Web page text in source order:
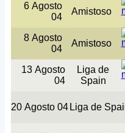
6 Agosto
04
Amistoso
8 Agosto
04
Amistoso
13 Agosto
04
Liga de
Spain
20 Agosto 04 Liga de